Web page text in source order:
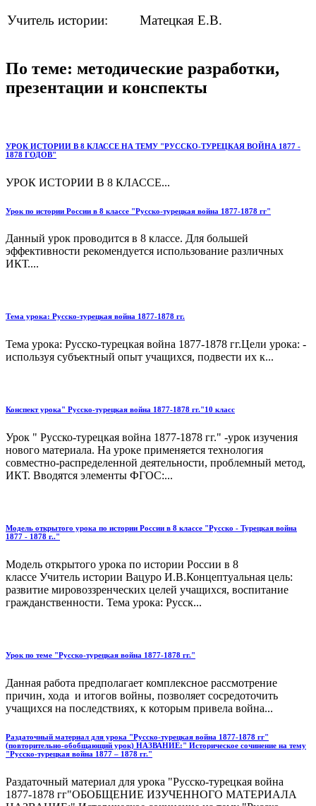
Учитель истории: Матецкая Е.В.
По теме: методические разработки,
презентации и конспекты
УРОК ИСТОРИИ В 8 КЛАССЕ НА ТЕМУ "РУССКО-ТУРЕЦКАЯ ВОЙНА 1877 -
1878 ГОДОВ"
УРОК ИСТОРИИ В 8 КЛАССЕ...
Урок по истории России в 8 классе "Русско-турецкая война 1877-1878 гг"
Данный урок проводится в 8 классе. Для большей
эффективности рекомендуется использование различных
ИКТ....
Тема урока: Русско-турецкая война 1877-1878 гг.
Тема урока: Русско-турецкая война 1877-1878 гг.Цели урока: -
используя субъектный опыт учащихся, подвести их к...
Конспект урока" Русско-турецкая война 1877-1878 гг."10 класс
Урок " Русско-турецкая война 1877-1878 гг." -урок изучения
нового материала. На уроке применяется технология
совместно-распределенной деятельности, проблемный метод,
ИКТ. Вводятся элементы ФГОС:...
Модель открытого урока по истории России в 8 классе "Русско - Турецкая война
1877 - 1878 г.."
Модель открытого урока по истории России в 8
классе Учитель истории Вацуро И.В.Концептуальная цель:
развитие мировоззренческих целей учащихся, воспитание
гражданственности. Тема урока: Русск...
Урок по теме "Русско-турецкая война 1877-1878 гг."
Данная работа предполагает комплексное рассмотрение
причин, хода и итогов войны, позволяет сосредоточить
учащихся на последствиях, к которым привела война...
Раздаточный материал для урока "Русско-турецкая война 1877-1878 гг"
(повторительно-обобщающий урок) НАЗВАНИЕ:" Историческое сочинение на тему
"Русско-турецкая война 1877 – 1878 гг."
Раздаточный материал для урока "Русско-турецкая война
1877-1878 гг"ОБОБЩЕНИЕ ИЗУЧЕННОГО МАТЕРИАЛА